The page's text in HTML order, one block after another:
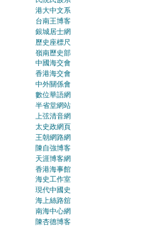
港大中文系
台南王博客
銀城居士網
歷史座標尺
嶺南歷史部
中國海交會
香港海交會
中外關係會
數位華語網
半省堂網站
上弦清音網
太史政網頁
王朝網路網
陳自強博客
天涯博客網
香港海事館
海史工作室
現代中國史
海上絲路舘
南海中心網
陳杏德博客